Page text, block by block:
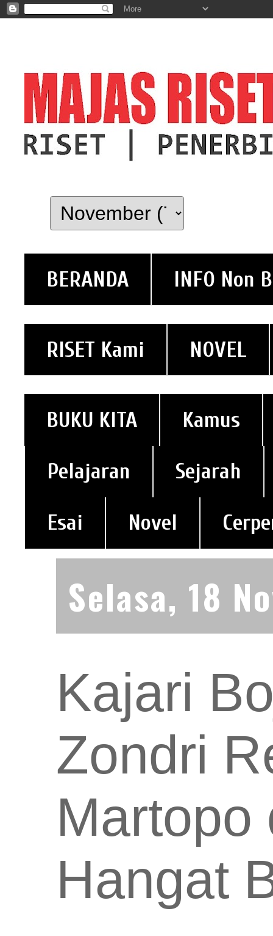
BERANDA INFO Non
RISET Kami NOVEL
BUKU KITA Kamus
Pelajaran Sejarah
Esai Novel
Selasa, 18
Kajari
Zondri
Martopo
Hangat